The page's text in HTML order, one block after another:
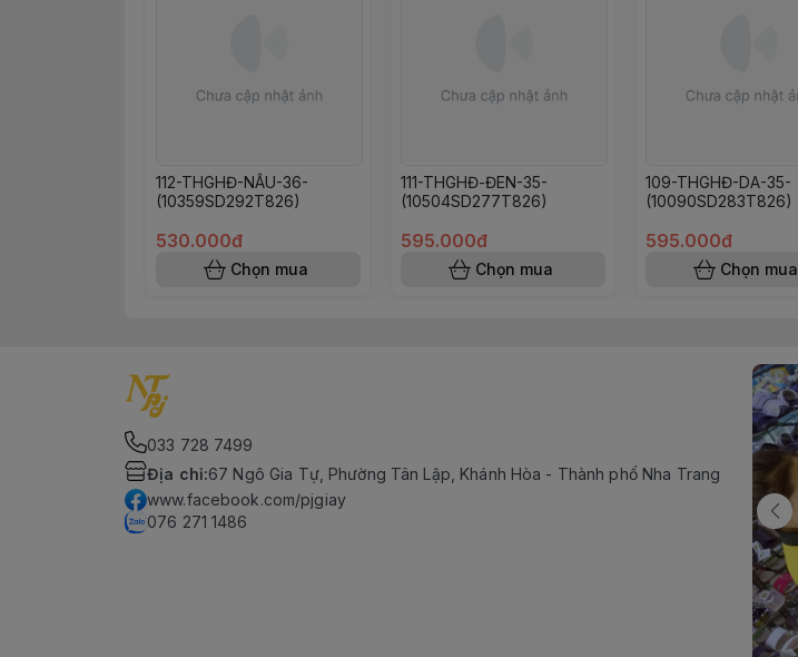
112-THGHĐ-NÂU-36-
(10359SD292T826)
530.000đ
Chọn mua
111-THGHĐ-ĐEN-35-
(10504SD277T826)
595.000đ
Chọn mua
109-THGHĐ-DA-35-
(10090SD283T826)
595.000đ
Chọn mua
033 728 7499
Địa chỉ:67 Ngô Gia Tự, Phường Tân Lập, Khánh Hòa - Thành phố Nha Trang
www.facebook.com/pjgiay
076 271 1486